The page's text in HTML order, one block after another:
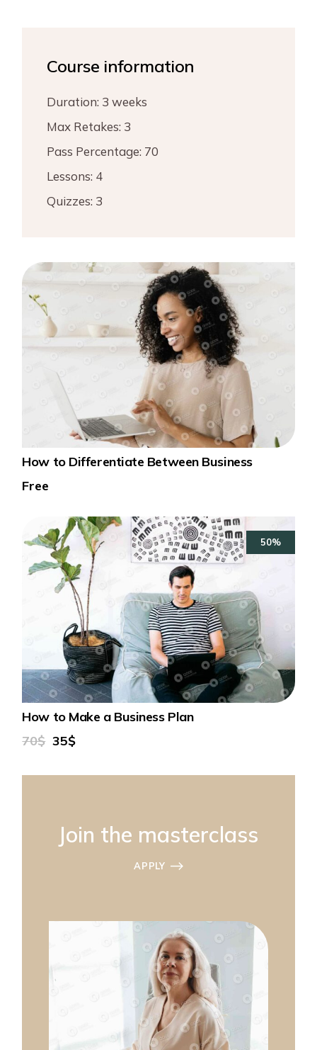
Course information
Duration: 3 weeks
Max Retakes: 3
Pass Percentage: 70
Lessons: 4
Quizzes: 3
How to Differentiate Between Business
Free
50%
How to Make a Business Plan
70$ 35$
Join the masterclass
APPLY